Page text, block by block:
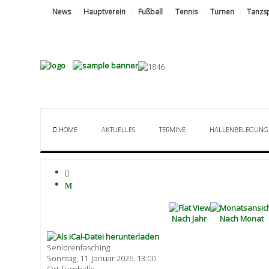
News Hauptverein Fußball Tennis Turnen
HOME AKTUELLES TERMINE HALLENBELEGUNG
Nach Jahr Nach Monat
Seniorenfasching
Sonntag, 11. Januar 2026, 13:00